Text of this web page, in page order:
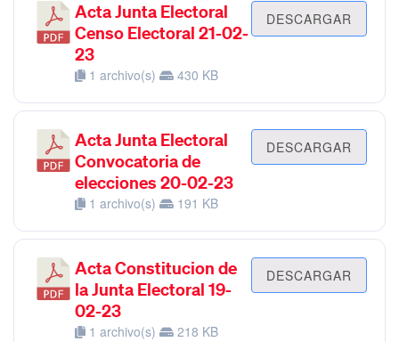
Acta Junta Electoral
Censo Electoral 21-02-
23
1 archivo(s) 430 KB
DESCARGAR
Acta Junta Electoral
Convocatoria de
elecciones 20-02-23
1 archivo(s) 191 KB
DESCARGAR
Acta Constitucion de
la Junta Electoral 19-
02-23
1 archivo(s) 218 KB
DESCARGAR